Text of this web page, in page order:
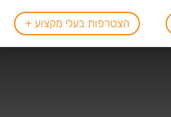
הצטרפות בעלי מקצוע +